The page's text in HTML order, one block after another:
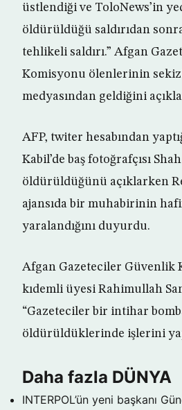
üstlendiği ve ToloNews’in
öldürüldüğü saldırıdan
tehlikeli saldırı.” Afgan
Komisyonu ölenlerinin
medyasından geldiğini
AFP, twiter hesabından
Kabil’de baş fotoğrafçısı
öldürüldüğünü açıklarken
ajansıda bir muhabirinin
yaralandığını duyurdu.
Afgan Gazeteciler Güvenlik
kıdemli üyesi Rahimullah
“Gazeteciler bir intihar
öldürüldüklerinde işlerini
Daha fazla DÜNYA
INTERPOL’ün yeni başkanı